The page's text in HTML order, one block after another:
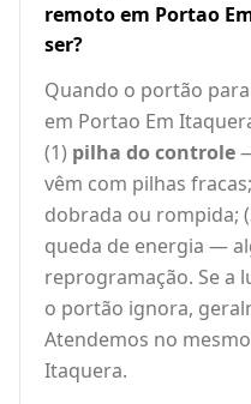
remoto em Portao
ser?
Quando o portão
em Portao Em
(1) pilha do controle
vêm com pilhas
dobrada ou rompida;
queda de energia —
reprogramação. Se a
o portão ignora,
Atendemos no
Itaquera.